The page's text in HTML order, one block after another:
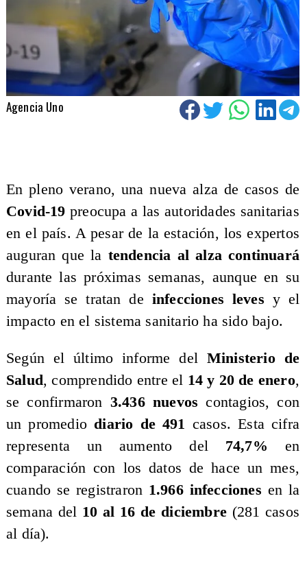
Agencia Uno
​En pleno verano, una nueva alza de casos de
Covid-19 preocupa a las autoridades sanitarias
en el país. A pesar de la estación, los expertos
auguran que la tendencia al alza continuará
durante las próximas semanas, aunque en su
mayoría se tratan de infecciones leves y el
impacto en el sistema sanitario ha sido bajo.
​Según el último informe del Ministerio de
Salud, comprendido entre el 14 y 20 de enero,
se confirmaron 3.436 nuevos contagios, con
un promedio diario de 491 casos. Esta cifra
representa un aumento del 74,7% en
comparación con los datos de hace un mes,
cuando se registraron 1.966 infecciones en la
semana del 10 al 16 de diciembre(281 casos
al día).